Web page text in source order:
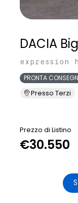
DACIA
expression
PRONTA
Presso Terzi
Prezzo di Listino
€30.550